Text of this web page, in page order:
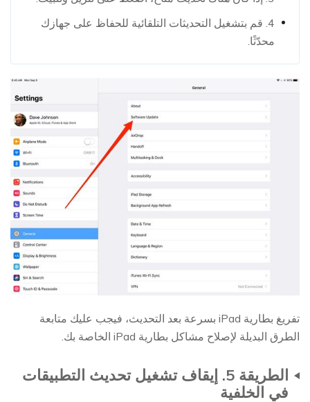
4. قم بتشغيل التحديثات التلقائية للحفاظ على جهازك
محدّثًا.
تفريغ بطارية iPad بسرعة بعد التحديث، فيجب عليك متابعة
الطرق البديلة لإصلاح مشاكل بطارية iPad الخاصة بك.
الطريقة 5. إيقاف تشغيل تحديث التطبيقات
في الخلفية